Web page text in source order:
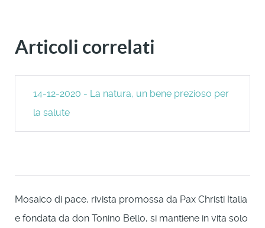
Articoli correlati
14-12-2020 - La natura, un bene prezioso per
la salute
Mosaico di pace, rivista promossa da Pax Christi Italia
e fondata da don Tonino Bello, si mantiene in vita solo